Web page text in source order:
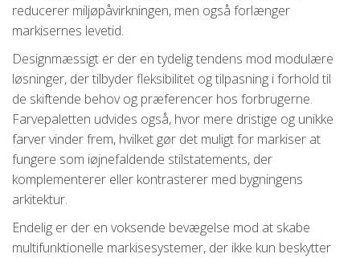
reducerer miljøpåvirkningen, men også forlænger
markisernes levetid.
Designmæssigt er der en tydelig tendens mod modulære
løsninger, der tilbyder fleksibilitet og tilpasning i forhold til
de skiftende behov og præferencer hos forbrugerne.
Farvepaletten udvides også, hvor mere dristige og unikke
farver vinder frem, hvilket gør det muligt for markiser at
fungere som iøjnefaldende stilstatements, der
komplementerer eller kontrasterer med bygningens
arkitektur.
Endelig er der en voksende bevægelse mod at skabe
multifunktionelle markisesystemer, der ikke kun beskytter